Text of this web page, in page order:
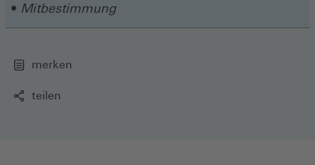
Mitbestimmung
merken
teilen